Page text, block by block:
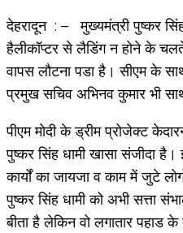
देहरादून : – मुख्यमंत्री पुष्कर
हैलीकॉप्टर से लैडिंग न होने के
वापस लौटना पडा है। सीएम के
प्रमुख सचिव अभिनव कुमार भी
पीएम मोदी के ड्रीम प्रोजेक्ट
पुष्कर सिंह धामी खासा संजीदा
कार्यों का जायजा व काम में जुटे
पुष्कर सिंह धामी को अभी सत्ता
बीता है लेकिन वो लगातार पहाड